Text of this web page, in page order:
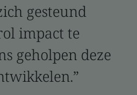
gesteund
impact te
geholpen deze